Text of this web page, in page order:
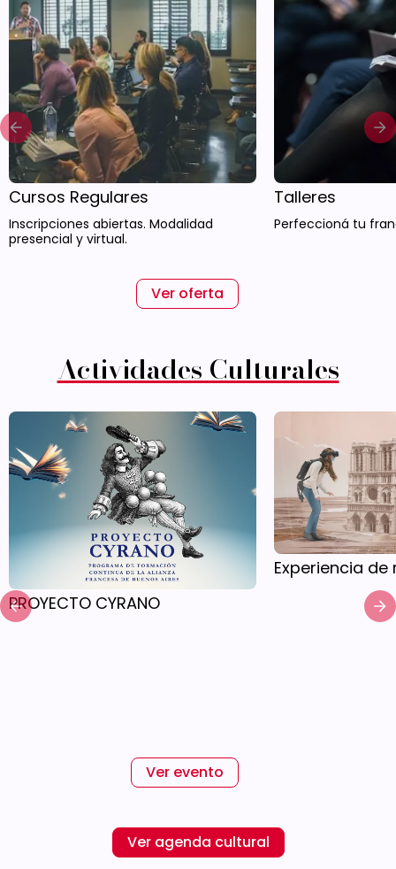
Cursos Regulares
Inscripciones abiertas. Modalidad
presencial y virtual.
Ver oferta
Talleres
Perfeccioná tu
Actividades Culturales
PROYECTO CYRANO
Ver evento
Experiencia
Ver agenda cultural